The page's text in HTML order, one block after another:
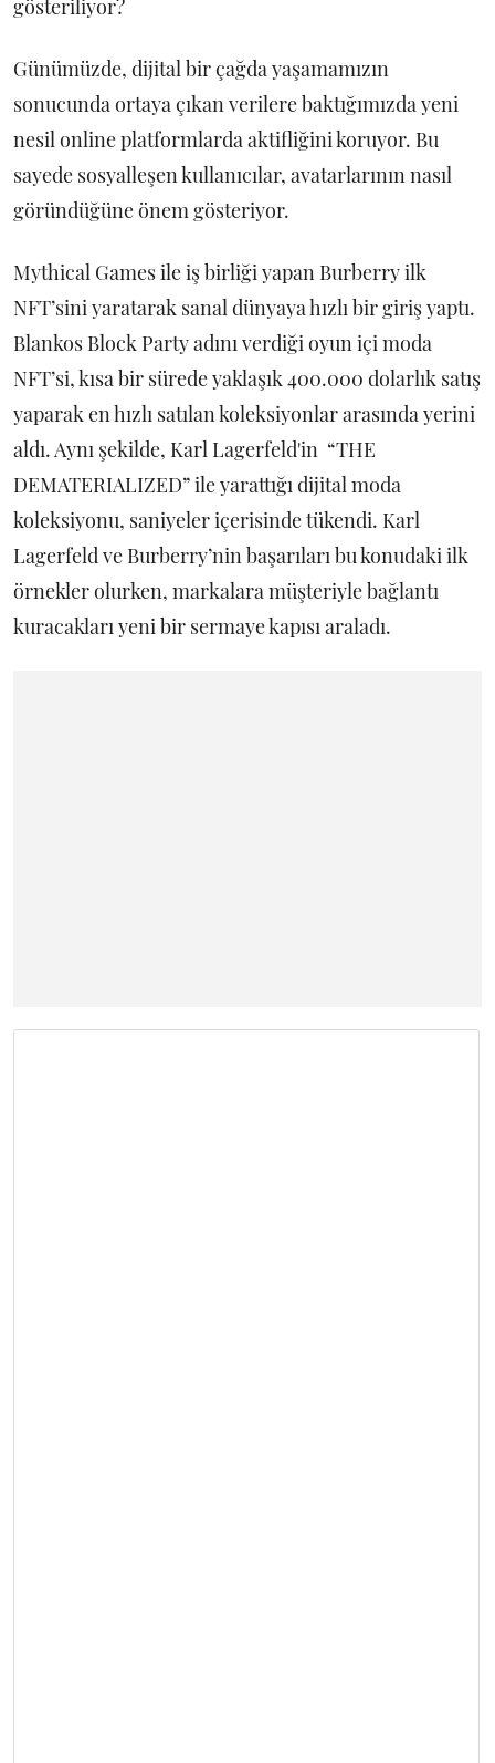
gösteriliyor?
Günümüzde, dijital bir çağda yaşamamızın
sonucunda ortaya çıkan verilere baktığımızda yeni
nesil online platformlarda aktifliğini koruyor. Bu
sayede sosyalleşen kullanıcılar, avatarlarının nasıl
göründüğüne önem gösteriyor.
Mythical Games ile iş birliği yapan Burberry ilk
NFT’sini yaratarak sanal dünyaya hızlı bir giriş yaptı.
Blankos Block Party adını verdiği oyun içi moda
NFT’si, kısa bir sürede yaklaşık 400.000 dolarlık satış
yaparak en hızlı satılan koleksiyonlar arasında yerini
aldı. Aynı şekilde, Karl Lagerfeld'in “THE
DEMATERIALIZED” ile yarattığı dijital moda
koleksiyonu, saniyeler içerisinde tükendi. Karl
Lagerfeld ve Burberry’nin başarıları bu konudaki ilk
örnekler olurken, markalara müşteriyle bağlantı
kuracakları yeni bir sermaye kapısı araladı.